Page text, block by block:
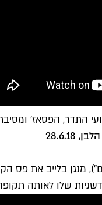
התדר, הפסאז'
שלו לאותה